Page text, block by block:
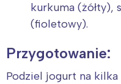
kurkuma (żółty),
(fioletowy).
Przygotowanie:
Podziel jogurt na